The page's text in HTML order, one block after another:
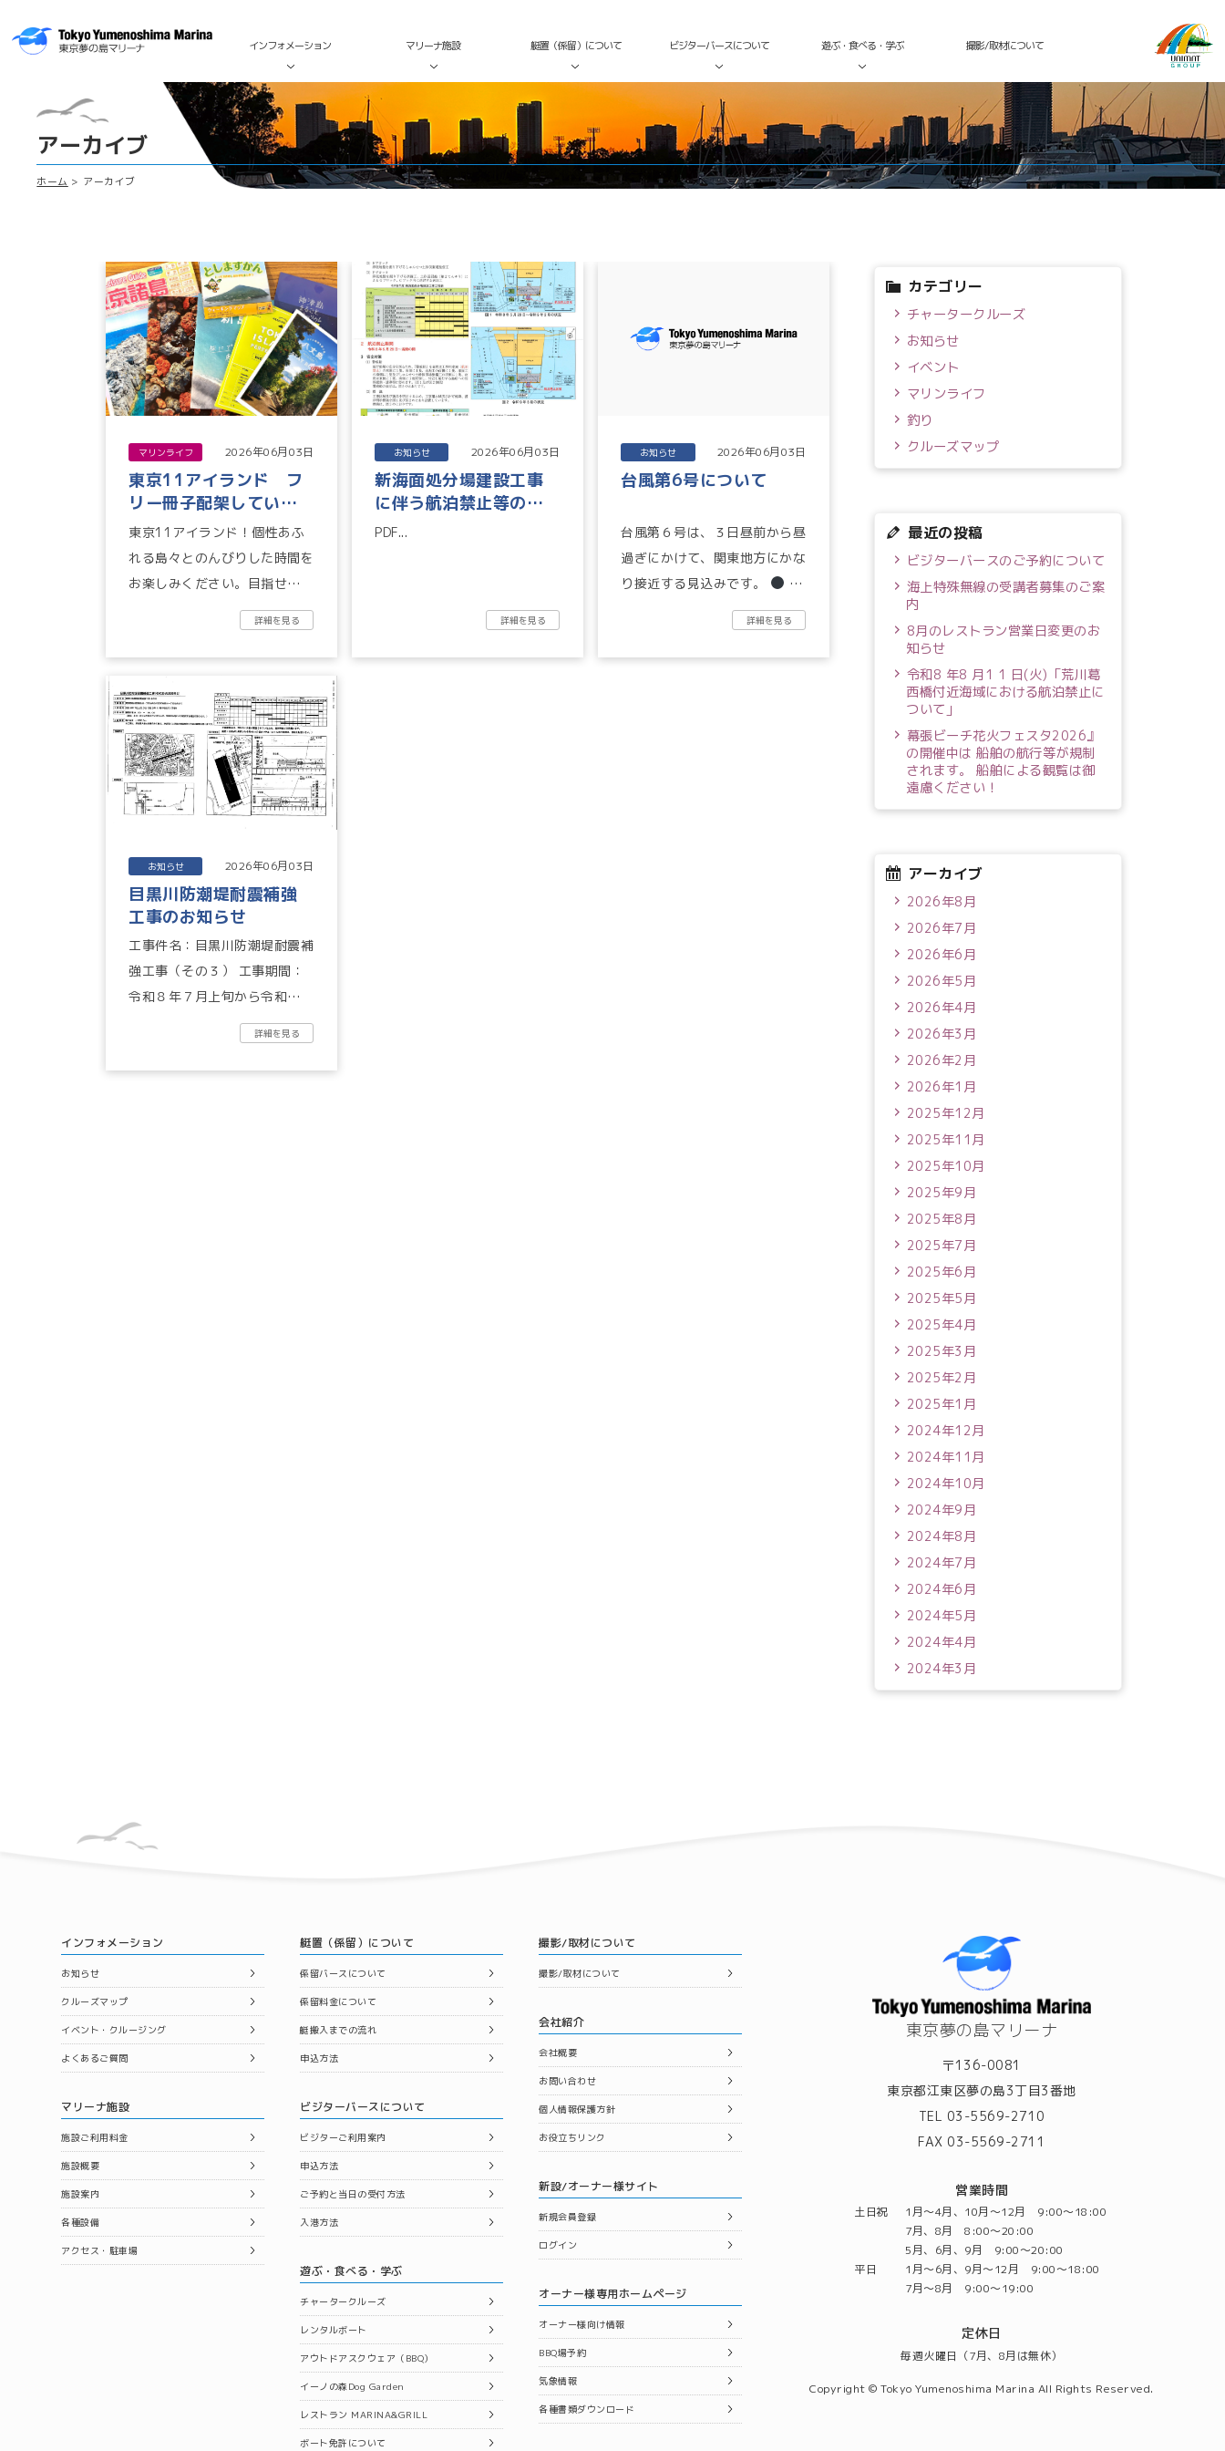
インフォメーション マリーナ施設 艇置（係留）について ビジターバースについて 遊ぶ・食べる・学ぶ 撮影/取材について
アーカイブ
ホーム アーカイブ
マリンライフ 2026年06月03日
東京11アイランド フ
リー冊子配架していま
す♪
東京11アイランド！個性あふ
れる島々とのんびりした時間を
お楽しみください。目指せコン
プリート！みなさんはいくつの
島に行ったことがあります
か？...
詳細を見る
お知らせ 2026年06月03日
新海面処分場建設工事
に伴う航泊禁止等のお
知らせ
PDF...
詳細を見る
お知らせ 2026年06月03日
台風第6号について
台風第６号は、３日昼前から昼
過ぎにかけて、関東地方にかな
り接近する見込みです。
台
風本体が接近する前に、前線が
詳細を見る
お知らせ 2026年06月03日
目黒川防潮堤耐震補強
工事のお知らせ
工事件名：目黒川防潮堤耐震補
強工事（その３） 工事期間：
令和８年７月上旬から令和９年
１１月中旬まで（予定） 作業
時間：昼間作業 ８：００
～...
詳細を見る
カテゴリー
チャータークルーズ
お知らせ
イベント
マリンライフ
釣り
クルーズマップ
最近の投稿
ビジターバースのご予約について
海上特殊無線の受講者募集のご案
内
8月のレストラン営業日変更のお
知らせ
令和8 年8 月1 1 日(火)「荒川葛
西橋付近海域における航泊禁止に
ついて」
幕張ビーチ花火フェスタ2026』
の開催中は 船舶の航行等が規制
されます。 船舶による観覧は御
遠慮ください！
アーカイブ
2026年8月
2026年7月
2026年6月
2026年5月
2026年4月
2026年3月
2026年2月
2026年1月
2025年12月
2025年11月
2025年10月
2025年9月
2025年8月
2025年7月
2025年6月
2025年5月
2025年4月
2025年3月
2025年2月
2025年1月
2024年12月
2024年11月
2024年10月
2024年9月
2024年8月
2024年7月
2024年6月
2024年5月
2024年4月
2024年3月
インフォメーション
お知らせ
クルーズマップ
イベント・クルージング
よくあるご質問
マリーナ施設
施設ご利用料金
施設概要
施設案内
各種設備
アクセス・駐車場
艇置（係留）について
係留バースについて
係留料金について
艇搬入までの流れ
申込方法
ビジターバースについて
ビジターご利用案内
申込方法
ご予約と当日の受付方法
入港方法
遊ぶ・食べる・学ぶ
チャータークルーズ
レンタルボート
アウトドアスクウェア（BBQ）
イーノの森Dog Garden
レストラン MARINA&GRILL
ボート免許について
撮影/取材について
撮影/取材について
会社紹介
会社概要
お問い合わせ
個人情報保護方針
お役立ちリンク
新設/オーナー様サイト
新規会員登録
ログイン
オーナー様専用ホームページ
オーナー様向け情報
BBQ場予約
気象情報
各種書類ダウンロード
東京夢の島マリーナ
〒136-0081
東京都江東区夢の島3丁目3番地
TEL 03-5569-2710
FAX 03-5569-2711
営業時間
土日祝
1月～4月、10月～12月 9:00～18:00
7月、8月 8:00～20:00
5月、6月、9月 9:00～20:00
平日
1月～6月、9月～12月 9:00～18:00
7月～8月 9:00～19:00
定休日
毎週火曜日（7月、8月は無休）
Copyright © Tokyo Yumenoshima Marina All Rights Reserved.